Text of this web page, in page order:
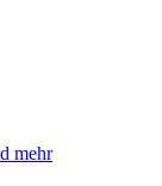
mehr